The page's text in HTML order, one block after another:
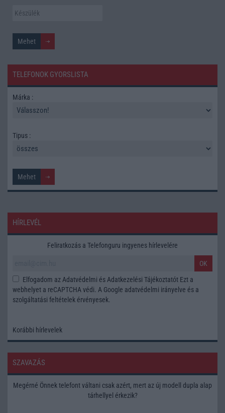
TELEFONOK GYORSLISTA
Márka :
Tipus :
HÍRLEVÉL
Feliratkozás a Telefonguru ingyenes hírlevelére
OK
Elfogadom azAdatvédelmi és Adatkezelési Tájékoztatót Ezt a
webhelyet a reCAPTCHA védi. A Google adatvédelmi irányelve és a
szolgáltatási feltételek érvényesek.
Korábbi hírlevelek
SZAVAZÁS
Megérné Önnek telefont váltani csak azért, mert az új modell dupla alap
tárhellyel érkezik?